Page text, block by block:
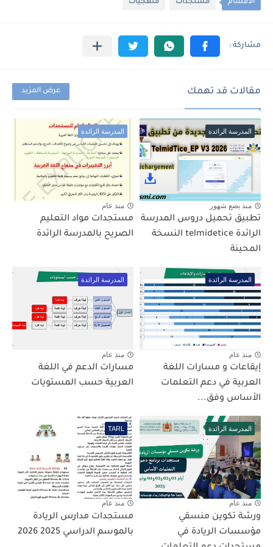
الأقسام مستجدات منهجيات
مقالات قد تهمك عرض المزيد
المدرسة الرائدة
منذ بضع شهور
تطبيق تحميل دروس المدرسة
الرائدة telmidetice النسخة
المحينة
المدرسة الرائدة
منذ عام
مستجدات مواد التعليم
الصريح بالمدرسة الرائدة
المدرسة الرائدة
منذ عام
إيقاعات و مسارات اللغة
العربية في دعم التعلمات
الأساس وفق...
المدرسة الرائدة
منذ عام
مسارات الدعم في اللغة
العربية حسب المستويات
المدرسة الرائدة
منذ عام
ورشة تكوين منسقي
مؤسسات الريادة في
TARL
منذ عام
مستجدات مدارس الريادة
بالموسم الدراسي 2025 2026